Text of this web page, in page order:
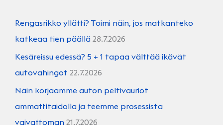
Rengasrikko yllätti? Toimi näin, jos matkanteko
katkeaa tien päällä 28.7.2026
Kesäreissu edessä? 5 + 1 tapaa välttää ikävät
autovahingot 22.7.2026
Näin korjaamme auton peltivauriot
ammattitaidolla ja teemme prosessista
vaivattoman 21.7.2026